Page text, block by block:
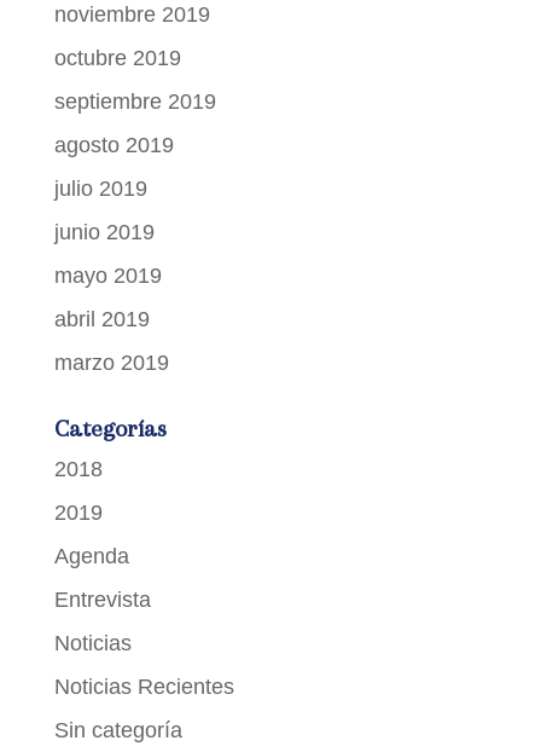
noviembre 2019
octubre 2019
septiembre 2019
agosto 2019
julio 2019
junio 2019
mayo 2019
abril 2019
marzo 2019
Categorías
2018
2019
Agenda
Entrevista
Noticias
Noticias Recientes
Sin categoría